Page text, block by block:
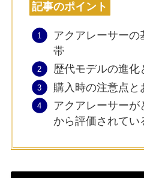
記事のポイント
アクアレーサーの
帯
歴代モデルの進化
購入時の注意点
アクアレーサーが
から評価されてい